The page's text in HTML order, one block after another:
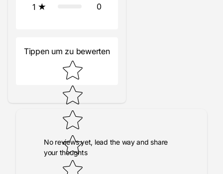
1 0
Tippen um zu bewerten
No reviews yet, lead the way and share
your thoughts